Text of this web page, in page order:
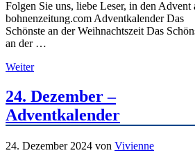
Folgen Sie uns, liebe Leser, in den Advent
bohnenzeitung.com Adventkalender Das
Schönste an der Weihnachtszeit Das
an der …
Weiter
24. Dezember –
Adventkalender
24. Dezember 2024 von Vivienne